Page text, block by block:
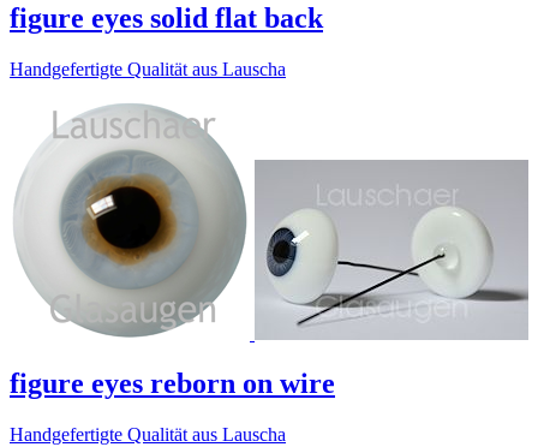
figure eyes solid flat back
Handgefertigte Qualität aus Lauscha
figure eyes reborn on wire
Handgefertigte Qualität aus Lauscha